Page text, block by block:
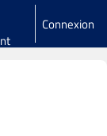
Connexion